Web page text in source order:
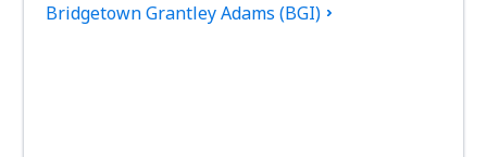
Bridgetown Grantley Adams (BGI)